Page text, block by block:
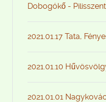
Dobogókő -
2021.01.17 Tata,
2021.01.10
2021.01.01